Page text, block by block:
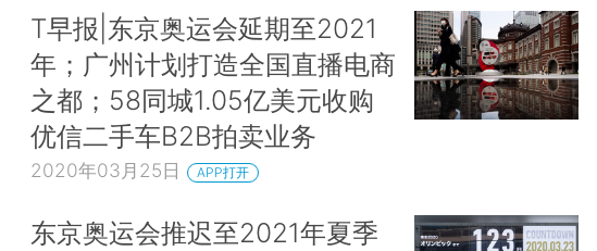
T早报|东京奥运会延期至2021
年；广州计划打造全国直播电商
之都；58同城1.05亿美元收购
优信二手车B2B拍卖业务
2020年03月25日 APP打开
东京奥运会推迟至2021年夏季